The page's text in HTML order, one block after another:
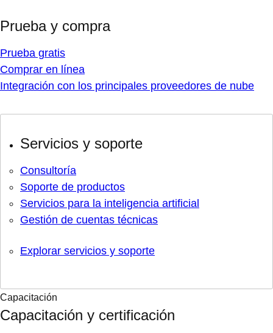
Prueba y compra
Prueba gratis
Comprar en línea
Integración con los principales proveedores de nube
Servicios y soporte
Consultoría
Soporte de productos
Servicios para la inteligencia artificial
Gestión de cuentas técnicas
Explorar servicios y soporte
Capacitación
Capacitación y certificación